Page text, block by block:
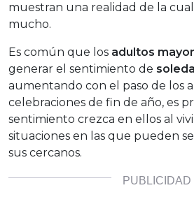
muestran una realidad de la
mucho.
Es común que los adultos
generar el sentimiento de
aumentando con el paso de los
celebraciones de fin de año, es
sentimiento crezca en ellos al
situaciones en las que pueden
sus cercanos.